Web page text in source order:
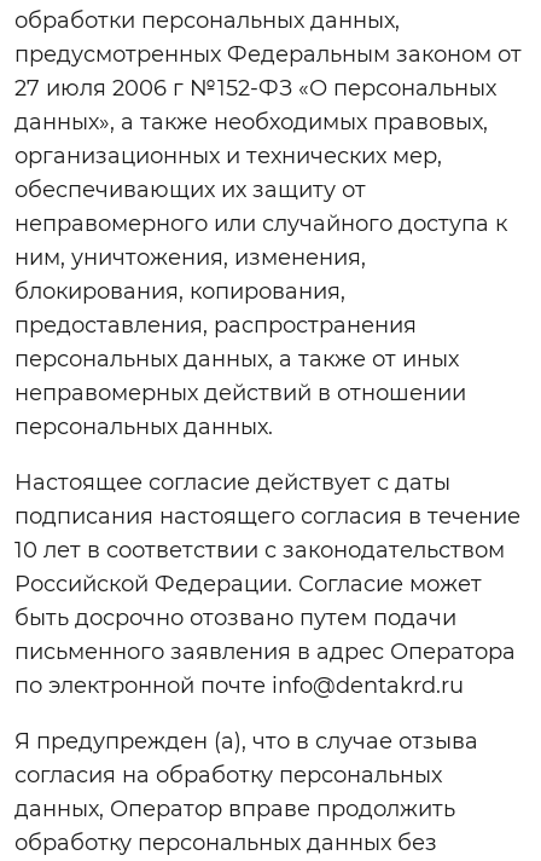
обработки персональных данных,
предусмотренных Федеральным законом от
27 июля 2006 г №152-ФЗ «О персональных
данных», а также необходимых правовых,
организационных и технических мер,
обеспечивающих их защиту от
неправомерного или случайного доступа к
ним, уничтожения, изменения,
блокирования, копирования,
предоставления, распространения
персональных данных, а также от иных
неправомерных действий в отношении
персональных данных.
Настоящее согласие действует с даты
подписания настоящего согласия в течение
10 лет в соответствии с законодательством
Российской Федерации. Согласие может
быть досрочно отозвано путем подачи
письменного заявления в адрес Оператора
по электронной почте info@dentakrd.ru
Я предупрежден (а), что в случае отзыва
согласия на обработку персональных
данных, Оператор вправе продолжить
обработку персональных данных без